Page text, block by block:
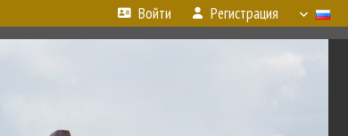
Войти Регистрация